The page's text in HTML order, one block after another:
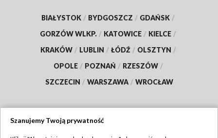
BIAŁYSTOK / BYDGOSZCZ / GDAŃSK /
GORZÓW WLKP. / KATOWICE / KIELCE /
KRAKÓW / LUBLIN / ŁÓDŹ / OLSZTYN /
OPOLE / POZNAŃ / RZESZÓW /
SZCZECIN / WARSZAWA / WROCŁAW
Szanujemy Twoją prywatność